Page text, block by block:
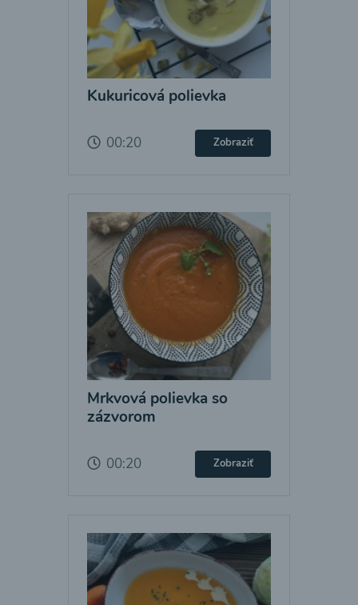
Kukuricová polievka
00:20 Zobraziť
Mrkvová polievka so
zázvorom
00:20 Zobraziť